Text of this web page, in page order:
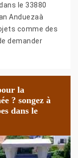
le 33880
Anduezaà
comme des
demander
la
? songez à
dans le